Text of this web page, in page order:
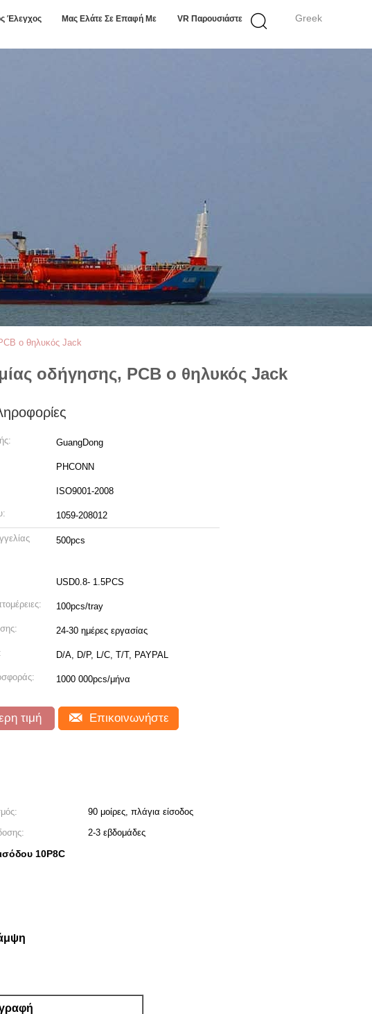
Greek
Έλεγχος Μας Ελάτε Σε Επαφή Με VR Παρουσιάστε
ο θηλυκός Jack
οδήγησης, PCB ο θηλυκός Jack
GuangDong
PHCONN
ISO9001-2008
1059-208012
500pcs
USD0.8- 1.5PCS
100pcs/tray
24-30 ημέρες εργασίας
D/A, D/P, L/C, T/T, PAYPAL
1000 000pcs/μήνα
τιμή Επικοινωνήστε
90 μοίρες, πλάγια είσοδος
2-3 εβδομάδες
10P8C